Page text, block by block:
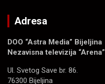
Adresa
DOO “Astra Media” Bijeljina
Nezavisna televizija “Arena”
Ul. Svetog Save br. 86.
76300 Bijeljina